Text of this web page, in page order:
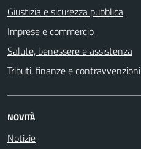
Giustizia e sicurezza pubblica
Imprese e commercio
Salute, benessere e assistenza
Tributi, finanze e contravvenzioni
NOVITÀ
Notizie